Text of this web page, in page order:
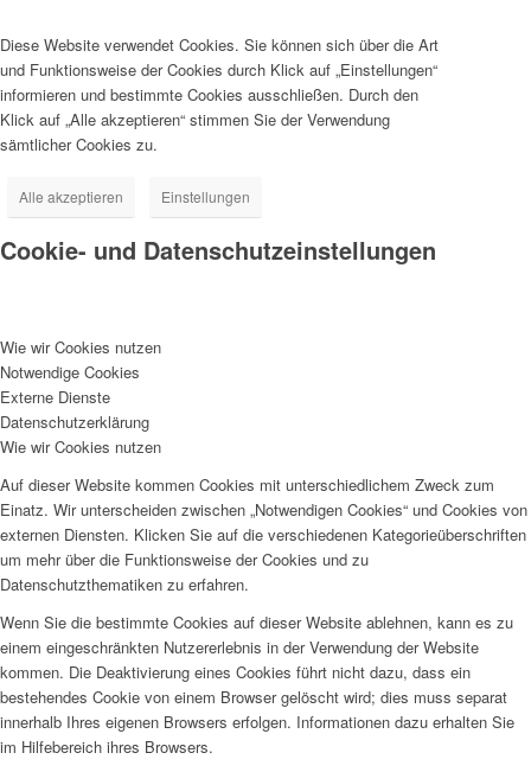
Diese Website verwendet Cookies. Sie können sich über die Art
und Funktionsweise der Cookies durch Klick auf „Einstellungen“
informieren und bestimmte Cookies ausschließen. Durch den
Klick auf „Alle akzeptieren“ stimmen Sie der Verwendung
sämtlicher Cookies zu.
Alle akzeptieren Einstellungen
Cookie- und Datenschutzeinstellungen
Wie wir Cookies nutzen
Notwendige Cookies
Externe Dienste
Datenschutzerklärung
Wie wir Cookies nutzen
Auf dieser Website kommen Cookies mit unterschiedlichem Zweck zum
Einatz. Wir unterscheiden zwischen „Notwendigen Cookies“ und Cookies von
externen Diensten. Klicken Sie auf die verschiedenen Kategorieüberschriften
um mehr über die Funktionsweise der Cookies und zu
Datenschutzthematiken zu erfahren.
Wenn Sie die bestimmte Cookies auf dieser Website ablehnen, kann es zu
einem eingeschränkten Nutzererlebnis in der Verwendung der Website
kommen. Die Deaktivierung eines Cookies führt nicht dazu, dass ein
bestehendes Cookie von einem Browser gelöscht wird; dies muss separat
innerhalb Ihres eigenen Browsers erfolgen. Informationen dazu erhalten Sie
im Hilfebereich ihres Browsers.